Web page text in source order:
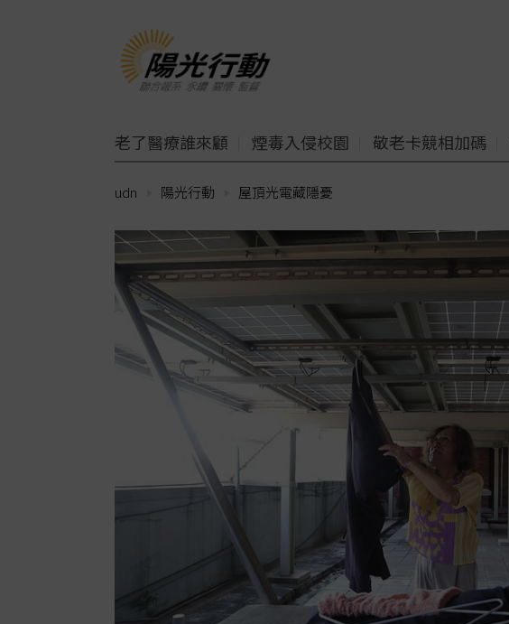
老了醫療誰來顧 煙毒入侵校園 敬老卡競相加碼
udn 陽光行動 屋頂光電藏隱憂